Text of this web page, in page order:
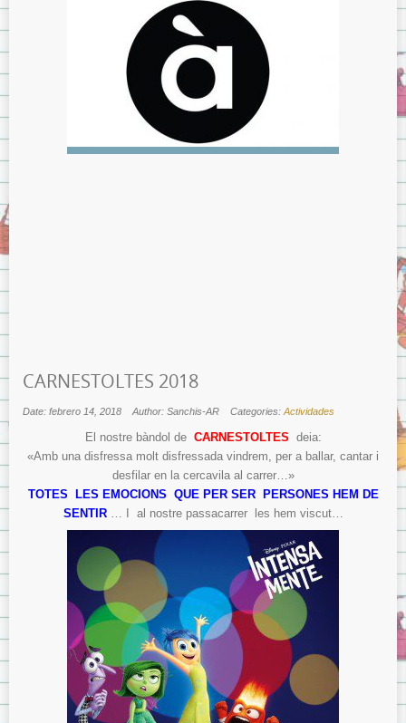
CARNESTOLTES 2018
Date: febrero 14, 2018 Author: Sanchis-AR Categories: Actividades
El nostre bàndol de CARNESTOLTES deia:
«Amb una disfressa molt disfressada vindrem, per a ballar, cantar i
desfilar en la cercavila al carrer…»
TOTES LES EMOCIONS QUE PER SER PERSONES HEM DE
SENTIR… I al nostre passacarrer les hem viscut…